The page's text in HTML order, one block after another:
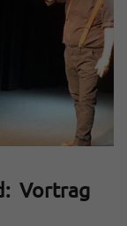
Vortrag